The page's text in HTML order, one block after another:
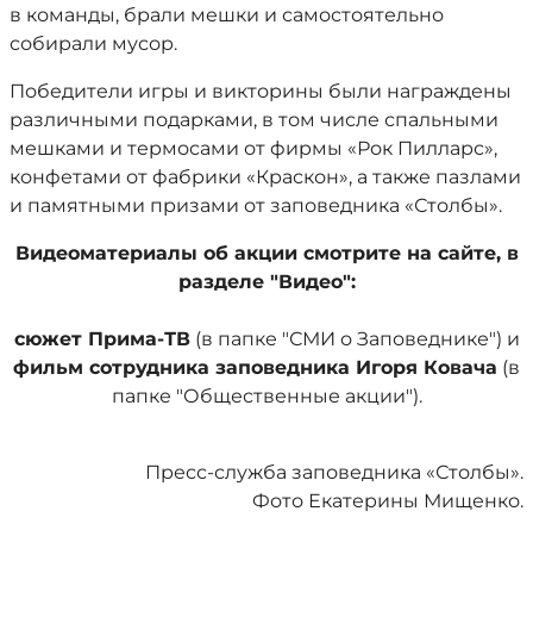
в команды, брали мешки и самостоятельно
собирали мусор.
Победители игры и викторины были награждены
различными подарками, в том числе спальными
мешками и термосами от фирмы «Рок Пилларс»,
конфетами от фабрики «Краскон», а также пазлами
и памятными призами от заповедника «Столбы».
Видеоматериалы об акции смотрите на сайте, в
разделе "Видео":
сюжет Прима-ТВ(в папке "СМИ о Заповеднике") и
фильм сотрудника заповедника Игоря Ковача (в
папке "Общественные акции").
Пресс-служба заповедника «Столбы».
Фото Екатерины Мищенко.